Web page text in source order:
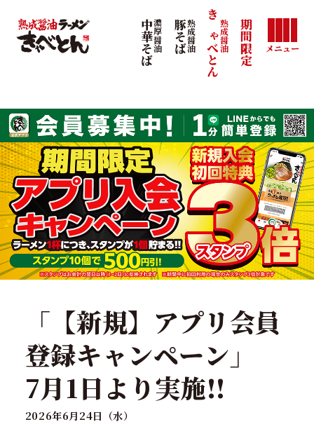
期間限定
熟成醤油
きゃべとん
熟成醤油
豚そば
濃厚醤油
中華そば メニュー
「【新規】アプリ会員
登録キャンペーン」
7月1日より実施!!
2026年6月24日（水）